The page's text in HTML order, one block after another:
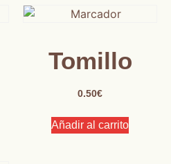
Tomillo
0.50€
Añadir al carrito